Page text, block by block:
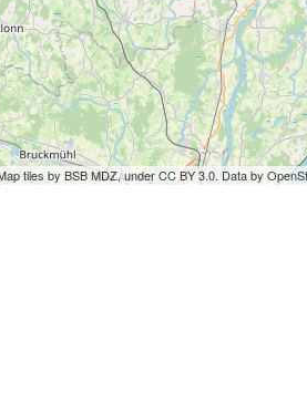
tiles by BSB MDZ, under CC BY 3.0. Data by